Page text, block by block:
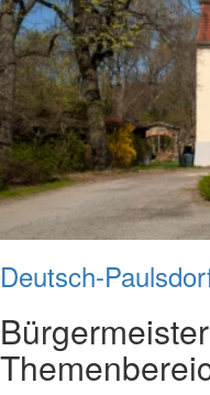
Deutsch-
Bürgermeister